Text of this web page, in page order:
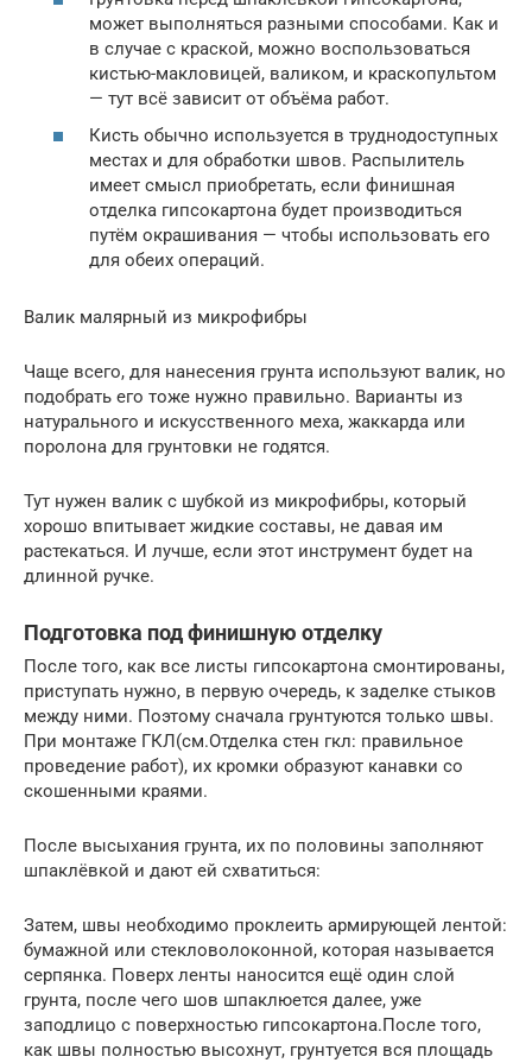
может выполняться разными способами. Как и
в случае с краской, можно воспользоваться
кистью-макловицей, валиком, и краскопультом
— тут всё зависит от объёма работ.
Кисть обычно используется в труднодоступных
местах и для обработки швов. Распылитель
имеет смысл приобретать, если финишная
отделка гипсокартона будет производиться
путём окрашивания — чтобы использовать его
для обеих операций.
Валик малярный из микрофибры
Чаще всего, для нанесения грунта используют валик, но
подобрать его тоже нужно правильно. Варианты из
натурального и искусственного меха, жаккарда или
поролона для грунтовки не годятся.
Тут нужен валик с шубкой из микрофибры, который
хорошо впитывает жидкие составы, не давая им
растекаться. И лучше, если этот инструмент будет на
длинной ручке.
Подготовка под финишную отделку
После того, как все листы гипсокартона смонтированы,
приступать нужно, в первую очередь, к заделке стыков
между ними. Поэтому сначала грунтуются только швы.
При монтаже ГКЛ(см.Отделка стен гкл: правильное
проведение работ), их кромки образуют канавки со
скошенными краями.
После высыхания грунта, их по половины заполняют
шпаклёвкой и дают ей схватиться:
Затем, швы необходимо проклеить армирующей лентой:
бумажной или стекловолоконной, которая называется
серпянка. Поверх ленты наносится ещё один слой
грунта, после чего шов шпаклюется далее, уже
заподлицо с поверхностью гипсокартона.После того,
как швы полностью высохнут, грунтуется вся площадь